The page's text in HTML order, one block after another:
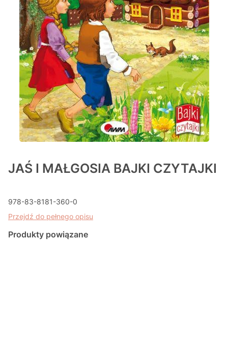
JAŚ I MAŁGOSIA BAJKI CZYTAJKI
978-83-8181-360-0
Przejdź do pełnego opisu
Produkty powiązane